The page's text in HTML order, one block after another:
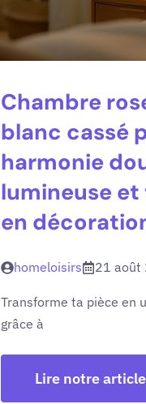
Chambre
blanc cassé
harmonie
lumineuse
en
homeloisirs 21 août
Transforme ta pièce en
grâce à
Lire notre article